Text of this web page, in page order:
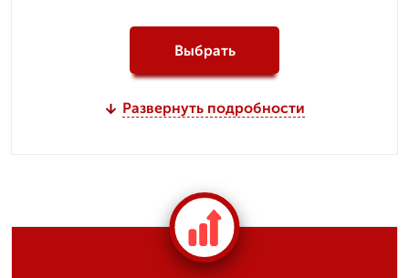
Выбрать
Развернуть подробности